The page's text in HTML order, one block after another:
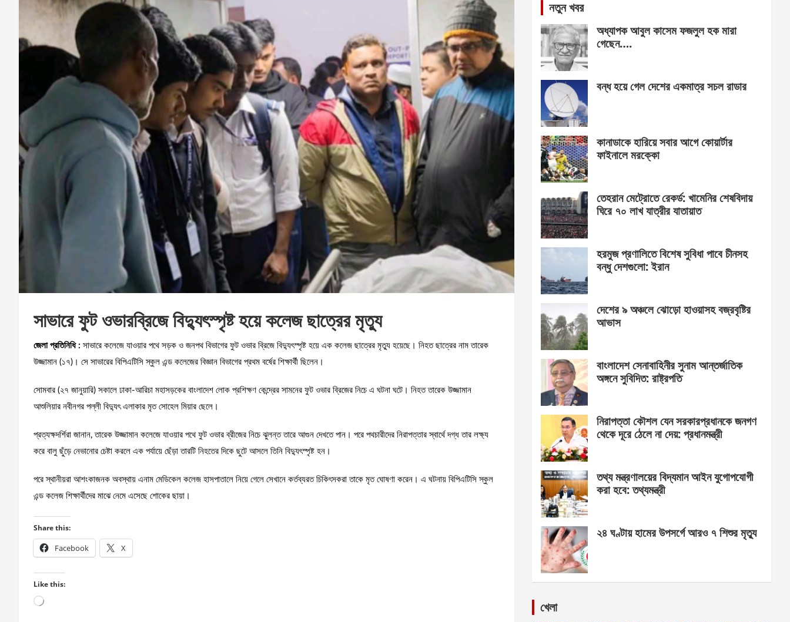
সাভারে ফুট ওভারব্রিজে বিদ্যুৎস্পৃষ্ট হয়ে কলেজ ছাত্রের মৃত্যু
জেলা প্রতিনিধি : সাভারে কলেজে যাওয়ার পথে সড়ক ও জনপথ বিভাগের ফুট ওভার ব্রিজে বিদ্যুৎস্পৃষ্ট হয়ে এক কলেজ ছাত্রের মৃত্যু হয়েছে। নিহত ছাত্রের নাম তারেক
উজ্জামান (১৭)। সে সাভারের বিপিএটিসি স্কুল এন্ড কলেজের বিজ্ঞান বিভাগের প্রথম বর্ষের শিক্ষার্থী ছিলেন।
সোমবার (২৭ জানুয়ারি) সকালে ঢাকা-আরিচা মহাসড়কের বাংলাদেশ লোক প্রশিক্ষণ কেন্দ্রের সামনের ফুট ওভার ব্রিজের নিচে এ ঘটনা ঘটে। নিহত তারেক উজ্জামান
আশুলিয়ার নবীনগর পল্লী বিদ্যুৎ এলাকার মৃত সোহেল মিয়ার ছেলে।
প্রত্যক্ষদর্শিরা জানান, তারেক উজ্জামান কলেজে যাওয়ার পথে ফুট ওভার ব্রীজের নিচে ঝুলন্ত তারে আগুন দেখতে পান। পরে পথচারীদের নিরাপত্তার স্বার্থে দগ্ধ তার লক্ষ্য
করে বালু ছুঁড়ে নেভানোর চেষ্টা করলে এক পর্যায়ে ছেঁড়া তারটি নিহতের দিকে ছুটে আসলে তিনি বিদ্যুৎস্পৃষ্ট হন।
পরে স্থানীয়রা আশংকাজনক অবস্থায় এনাম মেডিকেল কলেজ হাসপাতালে নিয়ে গেলে সেখানে কর্তব্যরত চিকিৎসকরা তাকে মৃত ঘোষণা করেন। এ ঘটনায় বিপিএটিসি স্কুল
এন্ড কলেজ শিক্ষার্থীদের মাঝে নেমে এসেছে শোকের ছায়া।
Share this:
Facebook X
Like this:
Loading…
নতুন খবর
অধ্যাপক আবুল কাসেম ফজলুল হক মারা
গেছেন….
বন্ধ হয়ে গেল দেশের একমাত্র সচল রাডার
কানাডাকে হারিয়ে সবার আগে কোয়ার্টার
ফাইনালে মরক্কো
তেহরান মেট্রোতে রেকর্ড: খামেনির শেষবিদায়
ঘিরে ৭০ লাখ যাত্রীর যাতায়াত
হরমুজ প্রণালিতে বিশেষ সুবিধা পাবে চীনসহ
বন্ধু দেশগুলো: ইরান
দেশের ৯ অঞ্চলে ঝোড়ো হাওয়াসহ বজ্রবৃষ্টির
আভাস
বাংলাদেশ সেনাবাহিনীর সুনাম আন্তর্জাতিক
অঙ্গনে সুবিদিত: রাষ্ট্রপতি
নিরাপত্তা কৌশল যেন সরকারপ্রধানকে জনগণ
থেকে দূরে ঠেলে না দেয়: প্রধানমন্ত্রী
তথ্য মন্ত্রণালয়ের বিদ্যমান আইন যুগোপযোগী
করা হবে: তথ্যমন্ত্রী
২৪ ঘণ্টায় হামের উপসর্গে আরও ৭ শিশুর মৃত্যু
খেলা